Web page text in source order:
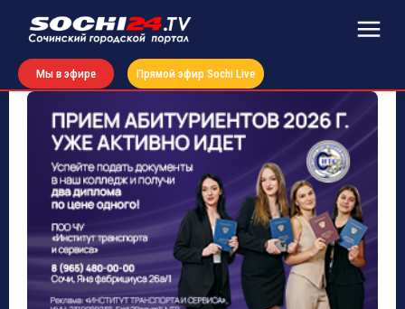
Мы в эфире Прямой эфир Sochi Live